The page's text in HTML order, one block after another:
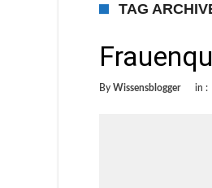
TAG
By Wissensblogger in :